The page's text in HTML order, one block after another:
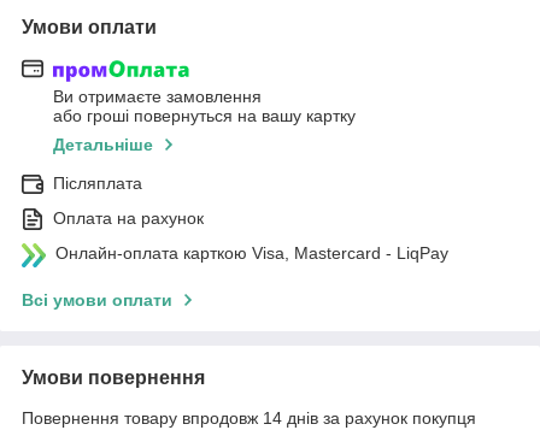
Умови оплати
Ви отримаєте замовлення
або гроші повернуться на вашу картку
Детальніше
Післяплата
Оплата на рахунок
Онлайн-оплата карткою Visa, Mastercard - LiqPay
Всі умови оплати
Умови повернення
Повернення товару впродовж 14 днів за рахунок покупця